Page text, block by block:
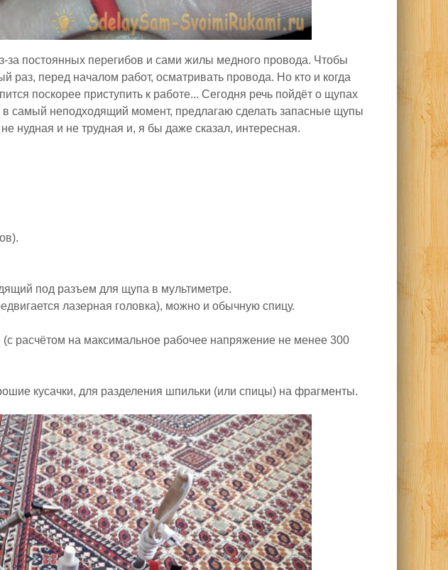
за постоянных перегибов и сами жилы медного провода. Чтобы
раз, перед началом работ, осматривать провода. Но кто и когда
поскорее приступить к работе... Сегодня речь пойдёт о щупах
в самый неподходящий момент, предлагаю сделать запасные щупы
нудная и не трудная и, я бы даже сказал, интересная.
под разъем для щупа в мультиметре.
лазерная головка), можно и обычную спицу.
расчётом на максимальное рабочее напряжение не менее 300
кусачки, для разделения шпильки (или спицы) на фрагменты.